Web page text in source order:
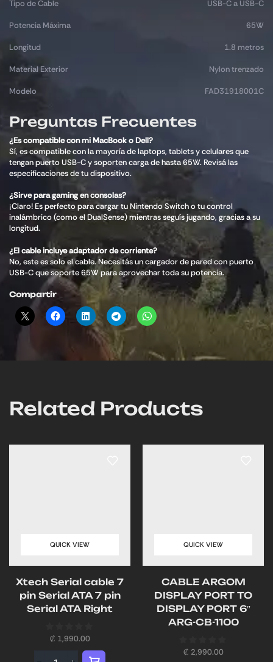
Tipo de Cable USB-C a USB-C
Potencia Máxima 65W
Longitud 1.8 metros
Material Exterior Nylon trenzado
Modelo FAD31918001C
Preguntas Frecuentes
¿Es compatible con mi MacBook o Dell?
Sí, es compatible con la mayoría de laptops, tablets y celulares que
tengan puerto USB-C y soporten carga de hasta 65W. Revisá las
especificaciones de tu dispositivo.
¿Sirve para gaming en consolas?
¡Claro! Es perfecto para cargar tu Nintendo Switch o tu control
inalámbrico (como el DualSense) mientras seguís jugando, gracias a su
longitud.
¿El cable incluye adaptador de corriente?
No, este es solo el cable. Necesitás un cargador de pared con puerto
USB-C que soporte 65W para aprovechar toda su potencia.
Compartir
Related Products
QUICK VIEW
Xtech Serial cable 7
pin Serial ATA 7 pin
Serial ATA Right
₡ 1,990.00
QUICK VIEW
CABLE ARGOM
DISPLAY PORT TO
DISPLAY PORT 6″
ARG-CB-1100
₡ 2,990.00